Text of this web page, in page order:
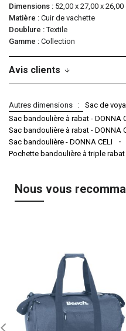
Dimensions
52,00 x 27,00 x 26,00
Matière
Cuir de vachette
Doublure
Textile
Gamme
Collection
Avis clients
Autres dimensions
Sac de
Sac bandoulière à rabat - DONNA
Sac bandoulière à rabat - DONNA
Sac bandoulière - DONNA CELI
Pochette bandoulière à triple rabat
Nous vous